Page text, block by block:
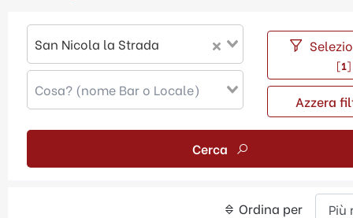
San Nicola la Strada
[1]
Azzera
Cerca
Ordina per